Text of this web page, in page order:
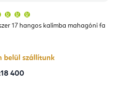
17 hangos kalimba mahagóni fa
átlagos
értékelése
csillag.
belül szállítunk
400